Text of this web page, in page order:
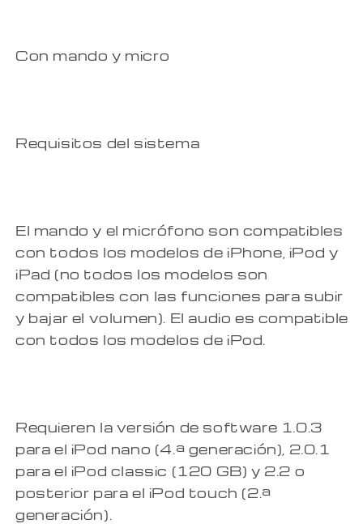
Con mando y micro
Requisitos del sistema
El mando y el micrófono son compatibles
con todos los modelos de iPhone, iPod y
iPad (no todos los modelos son
compatibles con las funciones para subir
y bajar el volumen). El audio es compatible
con todos los modelos de iPod.
Requieren la versión de software 1.0.3
para el iPod nano (4.ª generación), 2.0.1
para el iPod classic (120 GB) y 2.2 o
posterior para el iPod touch (2.ª
generación).